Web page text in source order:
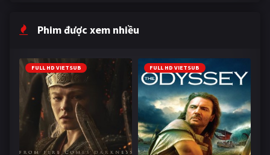
Phim được xem nhiều
FULL HD VIETSUB FULL HD VIETSUB